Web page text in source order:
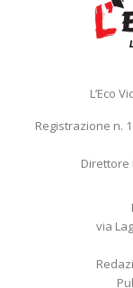
L’Eco
Registrazione n.
Direttore
via